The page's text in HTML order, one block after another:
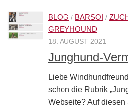
BLOG / BARSOI /
GREYHOUND
18. AUGUST 2021
Junghund-
Liebe
schon die Rubrik
Webseite? Auf